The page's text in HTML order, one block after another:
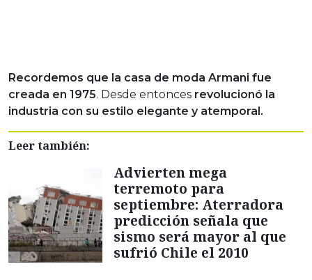
Recordemos que la casa de moda Armani fue
creada en 1975. Desde entonces revolucionó la
industria con su estilo elegante y atemporal.
Leer también:
Advierten mega
terremoto para
septiembre: Aterradora
predicción señala que
sismo será mayor al que
sufrió Chile el 2010